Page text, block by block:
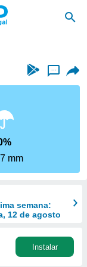
...
mm
semana:
12 de agosto
Instalar